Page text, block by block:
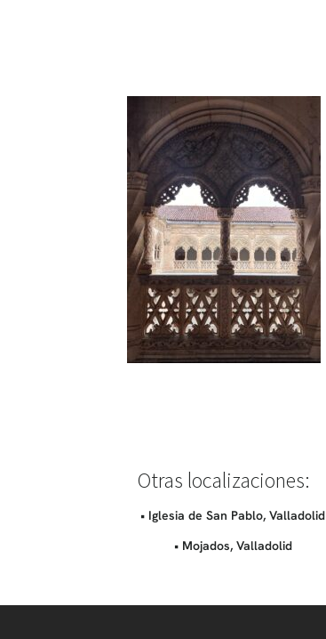
Otras localizaciones:
• Iglesia de San Pablo, Valladolid
• Mojados, Valladolid